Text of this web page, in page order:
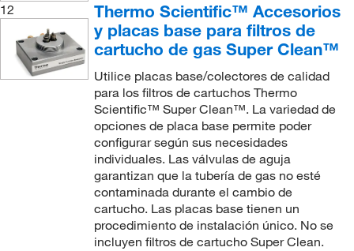
12
Thermo Scientific™ Accesorios
y placas base para filtros de
cartucho de gas Super Clean™
Utilice placas base/colectores de calidad
para los filtros de cartuchos Thermo
Scientific™ Super Clean™. La variedad de
opciones de placa base permite poder
configurar según sus necesidades
individuales. Las válvulas de aguja
garantizan que la tubería de gas no esté
contaminada durante el cambio de
cartucho. Las placas base tienen un
procedimiento de instalación único. No se
incluyen filtros de cartucho Super Clean.